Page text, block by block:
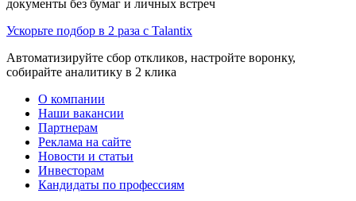
документы без бумаг и личных встреч
Ускорьте подбор в 2 раза с Talantix
Автоматизируйте сбор откликов, настройте воронку,
собирайте аналитику в 2 клика
О компании
Наши вакансии
Партнерам
Реклама на сайте
Новости и статьи
Инвесторам
Кандидаты по профессиям